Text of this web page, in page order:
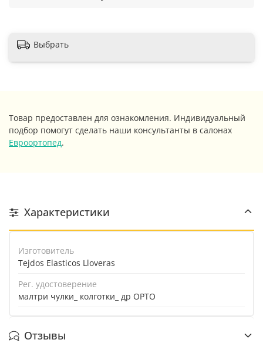
Выбрать
Товар предоставлен для ознакомления. Индивидуальный
подбор помогут сделать наши консультанты в салонах
Евроортопед.
Характеристики
Изготовитель
Tejdos Elasticos Lloveras
Рег. удостоверение
малтри чулки_ колготки_ др ОРТО
Отзывы